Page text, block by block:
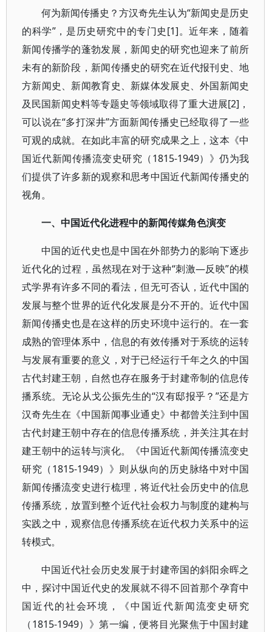
何为新闻传播史？方汉奇先生认为“新闻史是历史
的科学”，是历史研究中的专门史[1]。近年来，随着
新闻传播学的蓬勃发展，新闻史的研究也迎来了前所
未有的新阶段，新闻传播史的研究在近代报刊史、地
方新闻史、新闻教育史、新媒体发展史、外国新闻史
及民国新闻史料等专题史等领域取得了重大进展[2]，
可以说在“多打深井”方面新闻传播史已经取得了一些
可观的成就。在如此丰富的研究成果之上，这本《中
国近代新闻传播流变史研究（1815-1949）》仍为我
们提供了许多新的观察和思考中国近代新闻传播史的
视角。
一、中国近代化进程中的新闻传媒角色演变
中国的近代史也是中国在外部势力的影响下逐步
近代化的过程，虽然现在对于这种“刺激—反映”的模
式学界有许多不同的看法，但无可否认，近代中国的
发展与整个世界的近代化发展是分不开的。近代中国
新闻传播史也是在这样的历史环境中运行的。在一套
成熟的管理体系中，信息的有效传播对于系统的运转
与发展有重要的意义，对于已经运行千年之久的中国
古代封建王朝，自然也存在服务于封建帝制的信息传
播系统。无论从戈公振先生的“汉有邸报乎？”还是方
汉奇先生在《中国新闻事业通史》中都曾关注到中国
古代封建王朝中存在的信息传播系统，并关注其在封
建王朝中的运转与演化。《中国近代新闻传播流变史
研究（1815-1949）》则从纵向的历史脉络中对中国
新闻传播流变史进行梳理，将近代社会历史中的信息
传播系统，放置到整个近代社会权力与制度的建构与
实践之中，观察信息传播系统在近代权力关系中的运
转模式。
中国近代社会历史发展于封建帝国的斜阳余晖之
中，探讨中国近代史的发展就不得不回首那个孕育中
国近代的社会环境，《中国近代新闻流变史研究
（1815-1949）》第一编，便将目光聚焦于中国封建